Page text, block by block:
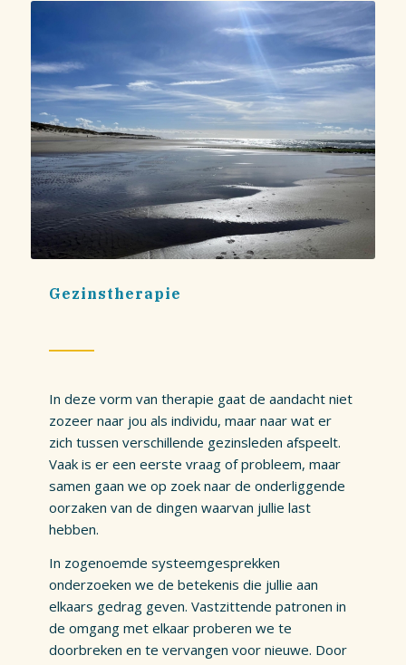
Gezinstherapie
In deze vorm van therapie gaat de aandacht niet
zozeer naar jou als individu, maar naar wat er
zich tussen verschillende gezinsleden afspeelt.
Vaak is er een eerste vraag of probleem, maar
samen gaan we op zoek naar de onderliggende
oorzaken van de dingen waarvan jullie last
hebben.
In zogenoemde systeemgesprekken
onderzoeken we de betekenis die jullie aan
elkaars gedrag geven. Vastzittende patronen in
de omgang met elkaar proberen we te
doorbreken en te vervangen voor nieuwe. Door